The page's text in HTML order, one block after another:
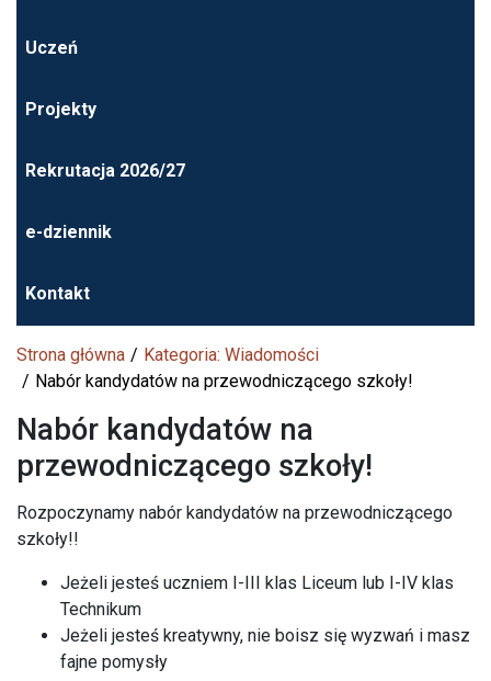
Uczeń
Projekty
Rekrutacja 2026/27
e-dziennik
Kontakt
Strona główna
Kategoria: Wiadomości
Nabór kandydatów na przewodniczącego szkoły!
Nabór kandydatów na
przewodniczącego szkoły!
Rozpoczynamy nabór kandydatów na przewodniczącego
szkoły!!
Jeżeli jesteś uczniem I-III klas Liceum lub I-IV klas
Technikum
Jeżeli jesteś kreatywny, nie boisz się wyzwań i masz
fajne pomysły